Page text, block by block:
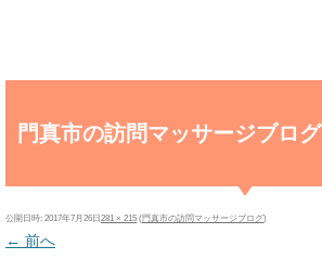
門真市の訪問マッサージブログ
公開日時: 2017年7月26日 281 × 215 (門真市の訪問マッサージブログ)
← 前へ